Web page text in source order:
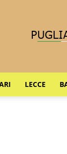
LECCE